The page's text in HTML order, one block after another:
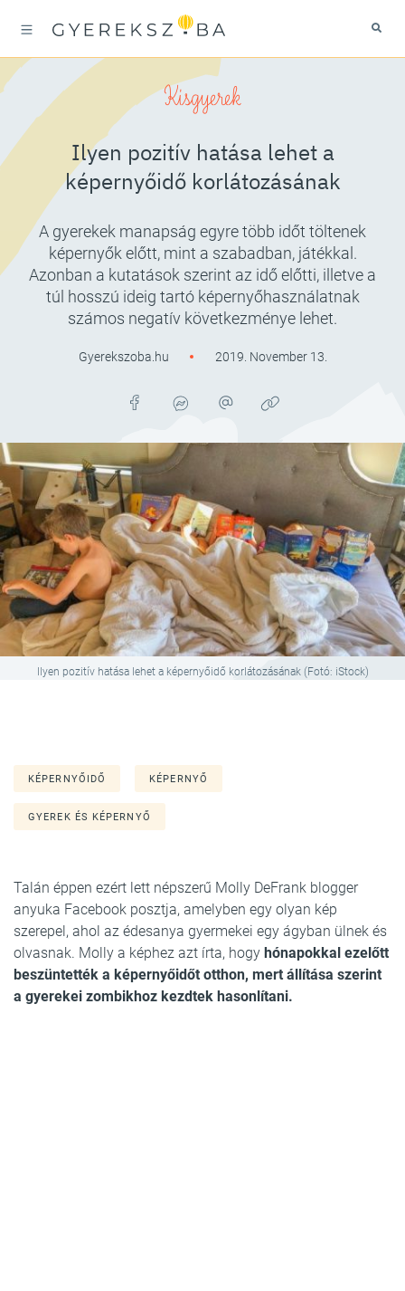
Kisgyerek
Ilyen pozitív hatása lehet a
képernyőidő korlátozásának
A gyerekek manapság egyre több időt töltenek
képernyők előtt, mint a szabadban, játékkal.
Azonban a kutatások szerint az idő előtti, illetve a
túl hosszú ideig tartó képernyőhasználatnak
számos negatív következménye lehet.
Gyerekszoba.hu 2019. November 13.
Ilyen pozitív hatása lehet a képernyőidő korlátozásának (Fotó: iStock)
KÉPERNYŐIDŐ KÉPERNYŐ
GYEREK ÉS KÉPERNYŐ
Talán éppen ezért lett népszerű Molly DeFrank blogger
anyuka Facebook posztja, amelyben egy olyan kép
szerepel, ahol az édesanya gyermekei egy ágyban ülnek és
olvasnak. Molly a képhez azt írta, hogy hónapokkal ezelőtt
beszüntették a képernyőidőt otthon, mert állítása szerint
a gyerekei zombikhoz kezdtek hasonlítani.